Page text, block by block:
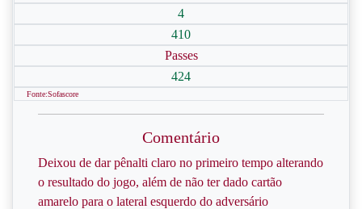
4
410
Passes
424
Fonte:Sofascore
Comentário
Deixou de dar pênalti claro no primeiro tempo alterando
o resultado do jogo, além de não ter dado cartão
amarelo para o lateral esquerdo do adversário